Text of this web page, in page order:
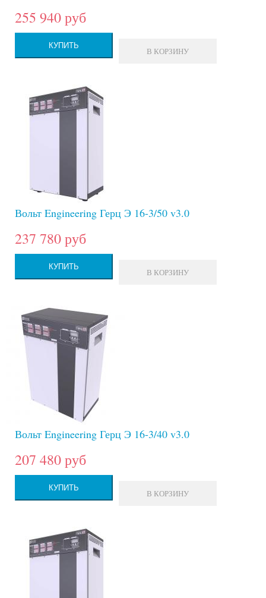
255 940 руб
КУПИТЬ
В КОРЗИНУ
Вольт Engineering Герц Э 16-3/50 v3.0
237 780 руб
КУПИТЬ
В КОРЗИНУ
Вольт Engineering Герц Э 16-3/40 v3.0
207 480 руб
КУПИТЬ
В КОРЗИНУ